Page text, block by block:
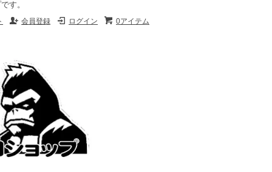
す。
0アイテム
ログイン
会員登録